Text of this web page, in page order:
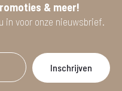
& meer!
in voor onze nieuwsbrief.